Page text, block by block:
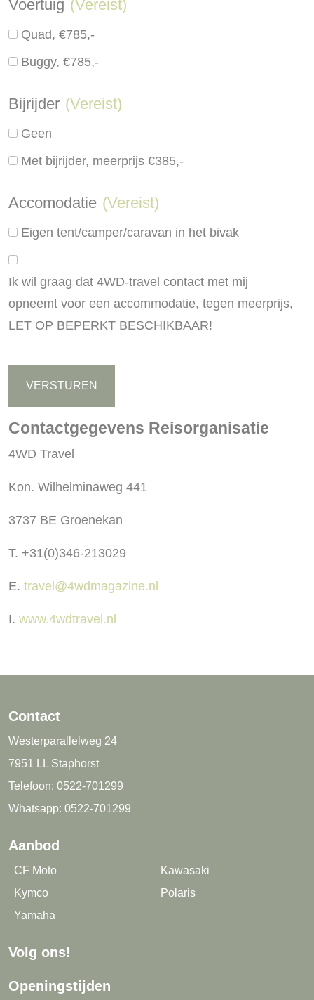
Voertuig (Vereist)
Quad, €785,-
Buggy, €785,-
Bijrijder (Vereist)
Geen
Met bijrijder, meerprijs €385,-
Accomodatie (Vereist)
Eigen tent/camper/caravan in het bivak
Ik wil graag dat 4WD-travel contact met mij
opneemt voor een accommodatie, tegen meerprijs,
LET OP BEPERKT BESCHIKBAAR!
Contactgegevens Reisorganisatie
4WD Travel
Kon. Wilhelminaweg 441
3737 BE Groenekan
T. +31(0)346-213029
E. travel@4wdmagazine.nl
I. www.4wdtravel.nl
Contact
Westerparallelweg 24
7951 LL Staphorst
Telefoon: 0522-701299
Whatsapp: 0522-701299
Aanbod
CF Moto
Kawasaki
Kymco
Polaris
Yamaha
Volg ons!
Openingstijden